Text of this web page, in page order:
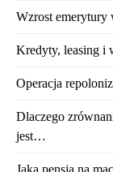
Wzrost
Kredyty, leasing i
Operacja
Dlaczego
jest…